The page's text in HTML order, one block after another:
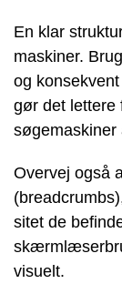
En klar
maskiner.
og
gør det lettere
søgemaskiner
Overvej også
sitet de
visuelt.